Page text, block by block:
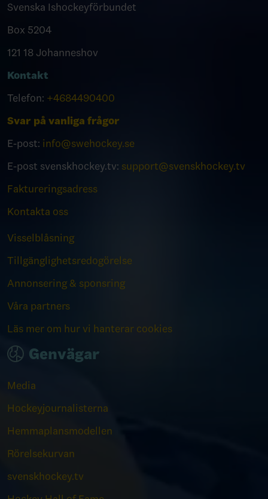
Svenska Ishockeyförbundet
Box 5204
121 18 Johanneshov
Kontakt
Telefon: +4684490400
Svar på vanliga frågor
E-post: info@swehockey.se
E-post svenskhockey.tv: support@svenskhockey.tv
Faktureringsadress
Kontakta oss
Visselblåsning
Tillgänglighetsredogörelse
Annonsering & sponsring
Våra partners
Läs mer om hur vi hanterar cookies
Genvägar
Media
Hockeyjournalisterna
Hemmaplansmodellen
Rörelsekurvan
svenskhockey.tv